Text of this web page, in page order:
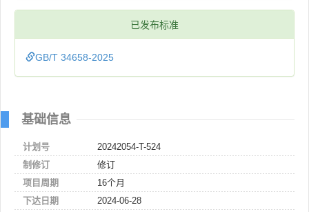
已发布标准
GB/T 34658-2025
基础信息
计划号
20242054-T-524
制修订
修订
项目周期
16个月
下达日期
2024-06-28